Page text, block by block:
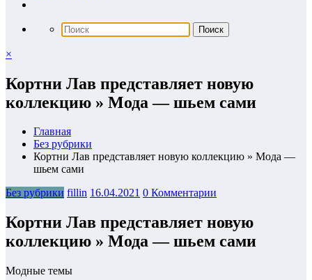
×
Кортни Лав представляет новую
коллекцию » Мода — шьем сами
Главная
Без рубрики
Кортни Лав представляет новую коллекцию » Мода —
шьем сами
Без рубрики fillin 16.04.2021 0 Комментарии
Кортни Лав представляет новую
коллекцию » Мода — шьем сами
Модные темы